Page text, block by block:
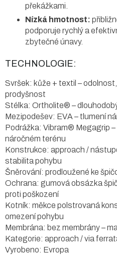
překážkami.
Nízká hmotnost:
podporuje rychlý a
zbytečné únavy.
TECHNOLOGIE:
Svršek: kůže + textil –
prodyšnost
Stélka: Ortholite® –
Mezipodešev: EVA – tlumení
Podrážka: Vibram® Megagrip
náročném terénu
Konstrukce: approach /
stabilita pohybu
Šněrování: prodloužené ke
Ochrana: gumová obsázka
proti poškození
Kotník: měkce polstrovaná
omezení pohybu
Membrána: bez membrány –
Kategorie: approach / via
Vyrobeno: Evropa